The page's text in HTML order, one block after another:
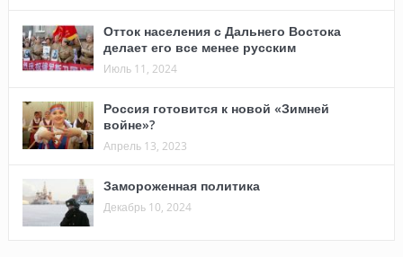
Отток населения с Дальнего Востока
делает его все менее русским
Июль 11, 2024
Россия готовится к новой «Зимней
войне»?
Апрель 13, 2023
Замороженная политика
Декабрь 10, 2024